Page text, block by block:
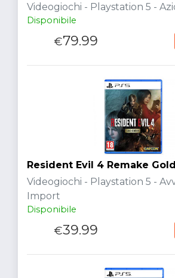
Videogiochi - Playstation 5 -
Disponibile
€79.99
Resident Evil 4 Remake
Videogiochi - Playstation 5 -
Import
Disponibile
€39.99